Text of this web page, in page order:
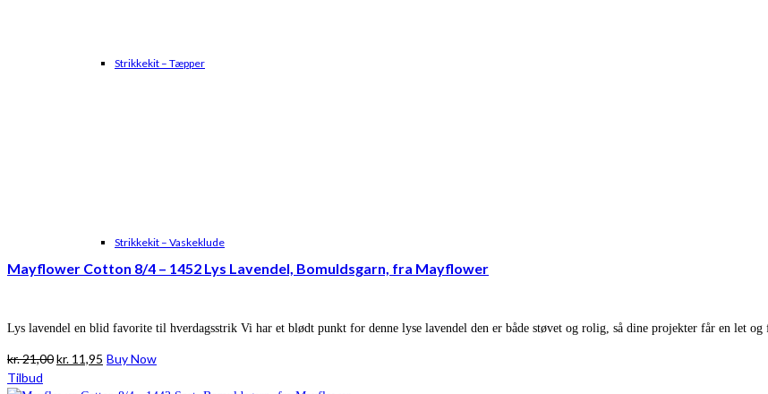
Strikkekit – Tæpper
Strikkekit – Vaskeklude
Mayflower Cotton 8/4 – 1452 Lys Lavendel, Bomuldsgarn, fra Mayflower
Lys lavendel en blid favorite til hverdagsstrik Vi har et blødt punkt for denne lyse lavendel den er både støvet og rolig, så dine projekter får en let
kr.21,00Den
kr. 11,95 Den
Buy Now
Tilbud